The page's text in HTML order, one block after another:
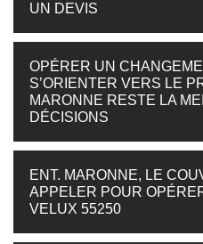
UN DEVIS
OPÉRER UN
S’ORIENTER VERS LE
MARONNE RESTE LA
DÉCISIONS
ENT. MARONNE, LE
APPELER POUR
VELUX 55250